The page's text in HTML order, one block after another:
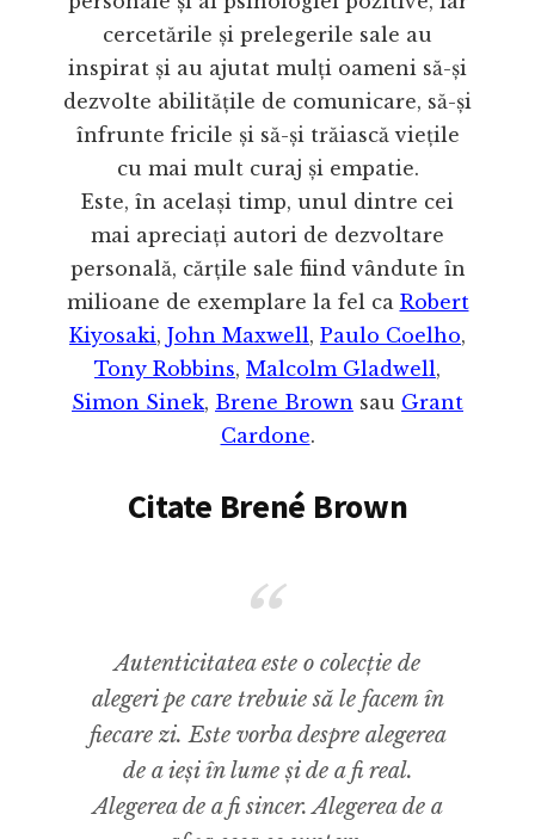
cercetările și prelegerile sale au
inspirat și au ajutat mulți oameni să-și
dezvolte abilitățile de comunicare, să-și
înfrunte fricile și să-și trăiască viețile
cu mai mult curaj și empatie.
Este, în același timp, unul dintre cei
mai apreciați autori de dezvoltare
personală, cărțile sale fiind vândute în
milioane de exemplare la fel ca Robert
Kiyosaki, John Maxwell, Paulo Coelho,
Tony Robbins, Malcolm Gladwell,
Simon Sinek, Brene Brown sau Grant
Cardone.
Citate Brené Brown
Autenticitatea este o colecție de
alegeri pe care trebuie să le facem în
fiecare zi. Este vorba despre alegerea
de a ieși în lume și de a fi real.
Alegerea de a fi sincer. Alegerea de a